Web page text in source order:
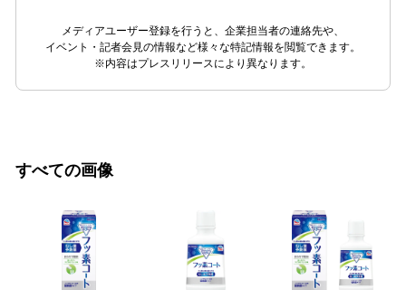
メディアユーザー登録を行うと、企業担当者の連絡先や、
イベント・記者会見の情報など様々な特記情報を閲覧できます。
※内容はプレスリリースにより異なります。
すべての画像